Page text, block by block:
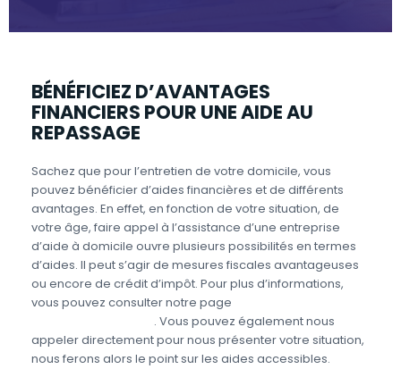
BÉNÉFICIEZ D’AVANTAGES
FINANCIERS POUR UNE AIDE AU
REPASSAGE
Sachez que pour l’entretien de votre domicile, vous
pouvez bénéficier d’aides financières et de différents
avantages. En effet, en fonction de votre situation, de
votre âge, faire appel à l’assistance d’une entreprise
d’aide à domicile ouvre plusieurs possibilités en termes
d’aides. Il peut s’agir de mesures fiscales avantageuses
ou encore de crédit d’impôt. Pour plus d’informations,
vous pouvez consulter notre page
. Vous pouvez également nous
appeler directement pour nous présenter votre situation,
nous ferons alors le point sur les aides accessibles.